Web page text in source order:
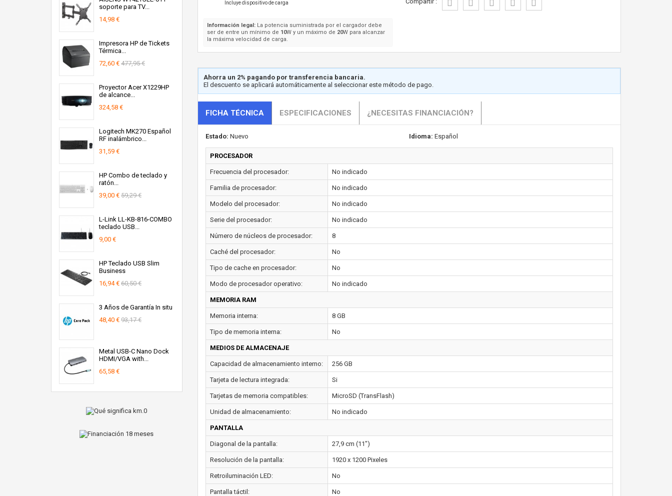
soporte para TV...
14,98 €
Impresora HP de Tickets
Térmica...
72,60 € 477,95 €
Proyector Acer X1229HP
de alcance...
324,58 €
Logitech MK270 Español
RF inalámbrico...
31,59 €
HP Combo de teclado y
ratón...
39,00 € 59,29 €
L-Link LL-KB-816-COMBO
teclado USB...
9,00 €
HP Teclado USB Slim
Business
16,94 € 60,50 €
3 Años de Garantía In situ
48,40 € 93,17 €
Metal USB-C Nano Dock
HDMI/VGA with...
65,58 €
Incluye dispositivo de carga
Información legal:La potencia suministrada por el cargador debe
ser de entre un mínimo de 10W y un máximo de 20W para alcanzar
la máxima velocidad de carga.
Ahorra un 2% pagando por transferencia bancaria.
El descuento se aplicará automáticamente al seleccionar este método de pago.
FICHA TÉCNICA ESPECIFICACIONES ¿NECESITAS FINANCIACIÓN?
Estado: Nuevo Idioma: Español
PROCESADOR
Frecuencia del procesador: No indicado
Familia de procesador: No indicado
Modelo del procesador: No indicado
Serie del procesador: No indicado
Número de núcleos de procesador: 8
Caché del procesador: No
Tipo de cache en procesador: No
Modo de procesador operativo: No indicado
MEMORIA RAM
Memoria interna: 8 GB
Tipo de memoria interna: No
MEDIOS DE ALMACENAJE
Capacidad de almacenamiento interno: 256 GB
Tarjeta de lectura integrada: Si
Tarjetas de memoria compatibles: MicroSD (TransFlash)
Unidad de almacenamiento: No indicado
PANTALLA
Diagonal de la pantalla: 27,9 cm (11")
Resolución de la pantalla: 1920 x 1200 Pixeles
Retroiluminación LED: No
Pantalla táctil: No